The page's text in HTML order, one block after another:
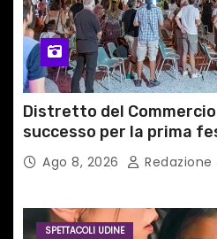
Distretto del
successo per la prima
del territorio
Ago 8, 2026 Redazione
SPETTACOLI UDINE